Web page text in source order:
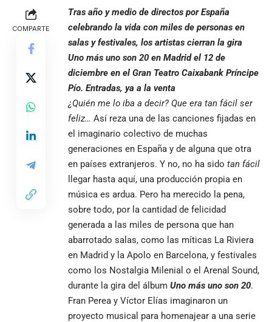
COMPARTE
Tras año y medio de directos por España
celebrando la vida con miles de personas en
salas y festivales, los artistas cierran la gira
Uno más uno son 20 en Madrid el 12 de
diciembre en el Gran Teatro Caixabank Príncipe
Pío. Entradas, ya a la venta
¿Quién me lo iba a decir? Que era tan fácil ser
feliz… Así reza una de las canciones fijadas en
el imaginario colectivo de muchas
generaciones en España y de alguna que otra
en países extranjeros. Y no, no ha sido tan fácil
llegar hasta aquí, una producción propia en
música es ardua. Pero ha merecido la pena,
sobre todo, por la cantidad de felicidad
generada a las miles de persona que han
abarrotado salas, como las míticas La Riviera
en Madrid y la Apolo en Barcelona, y festivales
como los Nostalgia Milenial o el Arenal Sound,
durante la gira del álbum Uno más uno son 20.
Fran Perea y Víctor Elías imaginaron un
proyecto musical para homenajear a una serie